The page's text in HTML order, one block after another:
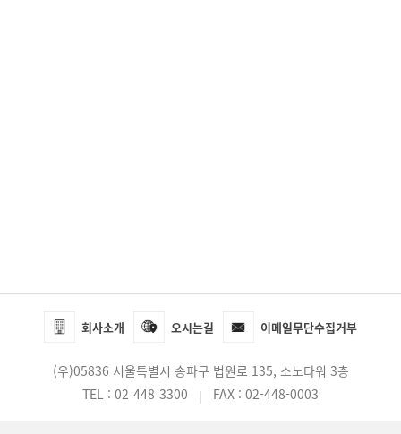
회사소개 오시는길 이메일무단수집거부
(우)05836 서울특별시 송파구 법원로 135, 소노타워 3층
TEL : 02-448-3300 FAX : 02-448-0003